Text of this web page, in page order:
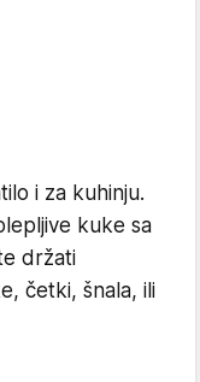
i za kuhinju.
kuke sa
držati
četki, šnala, ili